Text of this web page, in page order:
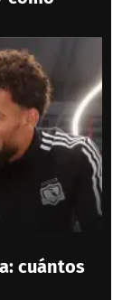
cuántos